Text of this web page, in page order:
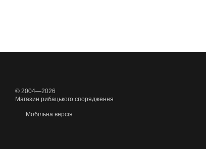
© 2004—2026
Магазин рибацького спорядження
Мобільна версія